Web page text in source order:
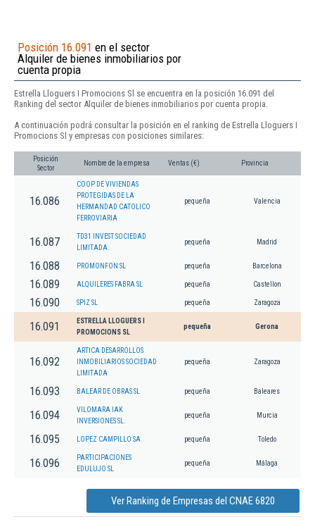
Posición 16.091 en el sector
Alquiler de bienes inmobiliarios por
cuenta propia
Estrella Lloguers I Promocions Sl se encuentra en la posición 16.091 del
Ranking del sector Alquiler de bienes inmobiliarios por cuenta propia.
A continuación podrá consultar la posición en el ranking de Estrella Lloguers I
Promocions Sl y empresas con posiciones similares:
Posición
Sector
Nombre de la empresa Ventas (€) Provincia
16.086
COOP DE VIVIENDAS
PROTEGIDAS DE LA
HERMANDAD CATOLICO
FERROVIARIA
pequeña Valencia
16.087
TD31 INVEST SOCIEDAD
LIMITADA.
pequeña Madrid
16.088 PROMONFON SL pequeña Barcelona
16.089 ALQUILERES FABRA SL pequeña Castellon
16.090 SPIZ SL pequeña Zaragoza
16.091
ESTRELLA LLOGUERS I
PROMOCIONS SL
pequeña Gerona
16.092
ARTICA DESARROLLOS
INMOBILIARIOS SOCIEDAD
LIMITADA
pequeña Zaragoza
16.093 BALEAR DE OBRAS SL pequeña Baleares
16.094
VILOMARA IAK
INVERSIONES SL.
pequeña Murcia
16.095 LOPEZ CAMPILLO SA pequeña Toledo
16.096
PARTICIPACIONES
EDULUJO SL
pequeña Málaga
Ver Ranking de Empresas del CNAE 6820